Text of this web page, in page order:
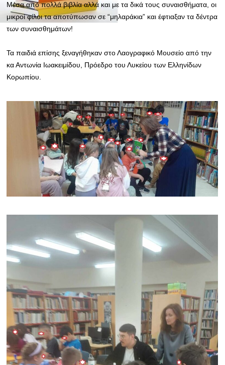
Μέσα από πολλά βιβλία αλλά και με τα δικά τους συναισθήματα, οι
μικροί φίλοι τα αποτύπωσαν σε “μηλαράκια” και έφτιαξαν τα δέντρα
των συναισθημάτων!
Τα παιδιά επίσης ξεναγήθηκαν στο Λαογραφικό Μουσείο από την
κα Αντωνία Ιωακειμίδου, Πρόεδρο του Λυκείου των Ελληνίδων
Κορωπίου.